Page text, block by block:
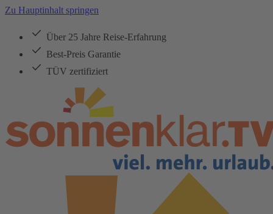
Zu Hauptinhalt springen
Über 25 Jahre Reise-Erfahrung
Best-Preis Garantie
TÜV zertifiziert